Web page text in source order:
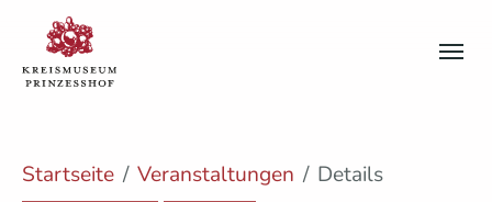
Skip to main content
Skip to page footer
You are here:
Startseite Veranstaltungen Details